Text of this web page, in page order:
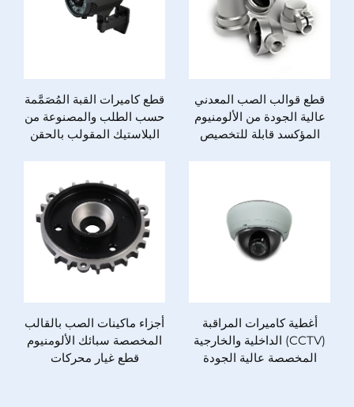
قطع قوالب الصب المعدني
عالية الجودة من الألومنيوم
المؤكسد قابلة للتخصيص
قطع كاميرات القبة المُصَمَّمة
حسب الطلب والمصنوعة من
البلاستيك المقولب بالحقن
أغطية كاميرات المراقبة
(CCTV) الداخلية والخارجية
المخصصة عالية الجودة
أجزاء ماكينات الصب بالقالب
المخصصة سبائك الألومنيوم
قطع غيار محركات